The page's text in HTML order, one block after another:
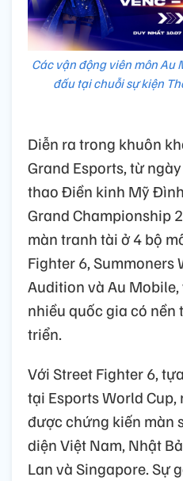
Các vận động viên môn
đấu tại chuỗi sự kiện
Diễn ra trong khuôn
Grand Esports, từ
thao Điền kinh Mỹ
Grand Championship
màn tranh tài ở 4 bộ
Fighter 6, Summoners
Audition và Au
nhiều quốc gia có
triển.
Với Street Fighter 6,
tại Esports World
được chứng kiến màn
diện Việt Nam, Nhật
Lan và Singapore. Sự